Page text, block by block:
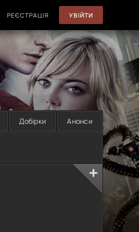
РЕЄСТРАЦІЯ УВІЙТИ
Добірки Анонси